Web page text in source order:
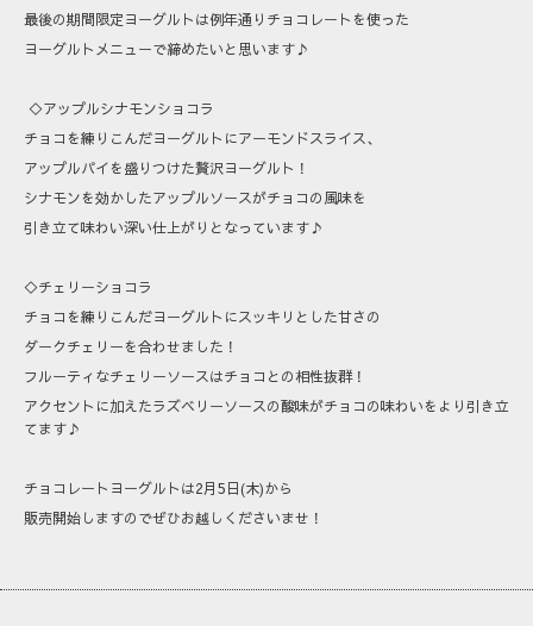
最後の期間限定ヨーグルトは例年通りチョコレートを使った
ヨーグルトメニューで締めたいと思います♪
◇アップルシナモンショコラ
チョコを練りこんだヨーグルトにアーモンドスライス、
アップルパイを盛りつけた贅沢ヨーグルト！
シナモンを効かしたアップルソースがチョコの風味を
引き立て味わい深い仕上がりとなっています♪
◇チェリーショコラ
チョコを練りこんだヨーグルトにスッキリとした甘さの
ダークチェリーを合わせました！
フルーティなチェリーソースはチョコとの相性抜群！
アクセントに加えたラズベリーソースの酸味がチョコの味わいをより引き立
てます♪
チョコレートヨーグルトは2月5日(木)から
販売開始しますのでぜひお越しくださいませ！